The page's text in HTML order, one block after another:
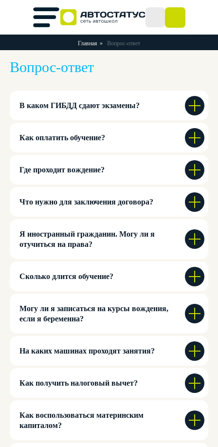
Главная » Вопрос-ответ
Вопрос-ответ
В каком ГИБДД сдают экзамены?
Как оплатить обучение?
Где проходит вождение?
Что нужно для заключения договора?
Я иностранный гражданин. Могу ли я
отучиться на права?
Сколько длится обучение?
Могу ли я записаться на курсы вождения,
если я беременна?
На каких машинах проходят занятия?
Как получить налоговый вычет?
Как воспользоваться материнским
капиталом?